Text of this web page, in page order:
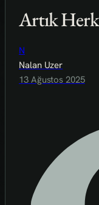
Artık
N
Nalan Uzer
13 Ağustos 2025